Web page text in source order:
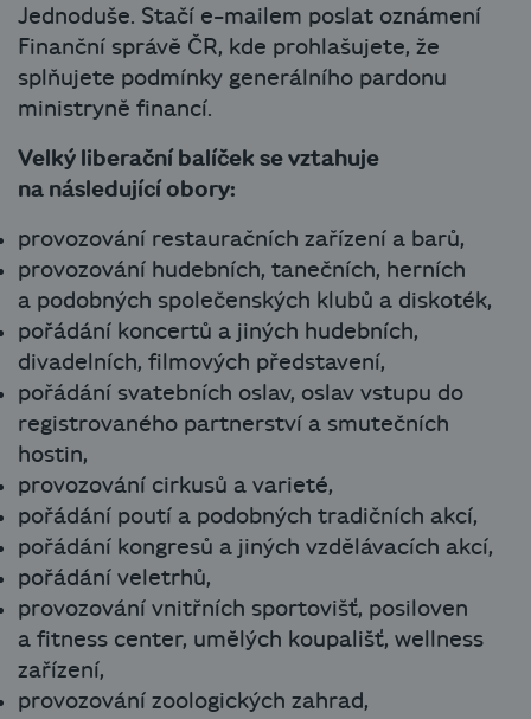
Jednoduše. Stačí e-mailem poslat oznámení
Finanční správě ČR, kde prohlašujete, že
splňujete podmínky generálního pardonu
ministryně financí.
Velký liberační balíček se vztahuje
na následující obory:
provozování restauračních zařízení a barů,
provozování hudebních, tanečních, herních
a podobných společenských klubů a diskoték,
pořádání koncertů a jiných hudebních,
divadelních, filmových představení,
pořádání svatebních oslav, oslav vstupu do
registrovaného partnerství a smutečních
hostin,
provozování cirkusů a varieté,
pořádání poutí a podobných tradičních akcí,
pořádání kongresů a jiných vzdělávacích akcí,
pořádání veletrhů,
provozování vnitřních sportovišť, posiloven
a fitness center, umělých koupališť, wellness
zařízení,
provozování zoologických zahrad,